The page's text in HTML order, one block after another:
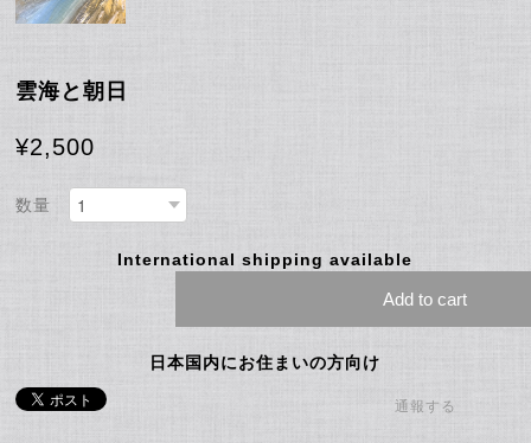
雲海と朝日
¥2,500
数量
International shipping available
Add to cart
日本国内にお住まいの方向け
通報する